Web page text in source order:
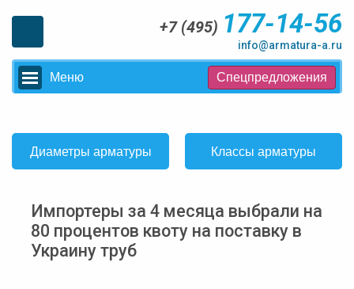
+7 (495) 177-14-56
info@armatura-a.ru
Меню Спецпредложения
Диаметры арматуры Классы арматуры
Импортеры за 4 месяца выбрали на
80 процентов квоту на поставку в
Украину труб